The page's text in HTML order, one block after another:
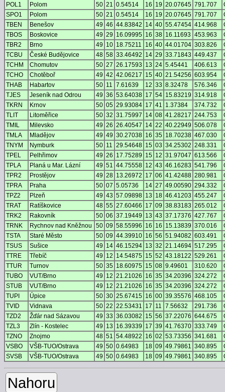
POL1 Polom 50 21 0.54514 16 19 20.07645 791.707
SPO1
Polom 50 21 0.54514 16 19 20.07645 791.707
TBEN
Benešov 49 46 44.83842 14 40 55.47454 414.968
TBOS
Boskovice 49 29 16.09995 16 38 16.11693 453.963
TBR2
Brno 49 10 18.75211 16 40 44.01704 303.826
TCBU
České Budějovice 48 58 33.46492 14 29 33.71843 449.437
TCHM
Chomutov 50 27 26.17593 13 24 5.45441 406.613
TCHO
Chotěboř 49 42 42.06217 15 40 21.54256 603.954
THAB
Habartov 50 11 7.61639 12 33 8.32478 576.346
TJES
Jeseník nad Odrou 49 36 53.64038 17 54 15.83219 314.918
TKRN
Krnov 50 05 29.93084 17 41 1.37384 374.732
TLIT
Litoměřice 50 32 31.75997 14 08 41.28217 244.753
TMIL
Milevsko 49 26 26.40547 14 22 40.22949 506.078
TMLA
Mladějov 49 49 30.27038 16 35 18.70238 467.030
TNYM
Nymburk 50 11 29.54648 15 03 34.25302 248.331
TPEL
Pelhřimov 49 26 17.75289 15 12 31.97047 613.566
TPLA
Planá u Mar. Lázní 49 51 44.75558 12 43 46.16283 541.796
TPR2
Prostějov 49 28 13.26972 17 06 41.42488 280.981
TPRA
Praha 50 07 5.05736 14 27 49.00590 294.332
TPZ2
Plzeň 49 43 57.09898 13 18 46.41203 455.247
TRAT
Ratíškovice 48 55 27.60466 17 09 38.83183 265.012
TRK2
Rakovník 50 06 37.19449 13 43 37.17376 427.767
TRNK
Rychnov nad Kněžnou 50 09 58.55996 16 16 15.13839 370.016
TSTA
Staré Město 50 09 44.39910 16 56 51.94082 603.491
TSUS
Sušice 49 14 46.15294 13 32 21.14694 517.295
TTRE
Třebíč 49 12 14.54875 15 52 43.18122 529.261
TTUR
Turnov 50 35 18.60975 15 08 9.49601 310.620
TUBO
VUT/Brno 49 12 21.21026 16 35 34.20396 324.272
STUB
VUT/Brno 49 12 21.21026 16 35 34.20396 324.272
TUPI
Úpice 50 30 25.67415 16 00 39.35576 468.105
TVID
Vidnava 50 22 22.53431 17 11 7.56632 291.736
TZD2
Žďár nad Sázavou 49 33 36.03082 15 56 37.22076 644.675
TZL3
Zlín - Kostelec 49 13 16.39339 17 39 41.76370 333.749
TZNO
Znojmo 48 51 54.48922 16 02 53.73356 341.681
VSBO
VŠB-TUO/Ostrava 49 50 0.64983 18 09 49.79861 340.895
SVSB
VŠB-TUO/Ostrava 49 50 0.64983 18 09 49.79861 340.895
Nahoru